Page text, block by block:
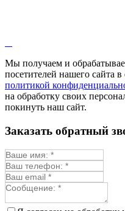
Мыльнянка
Мята
Овсяный корень
Огуречная трава
Пустырник
Репешок
Синюха
Смесь
Мы получаем и
посетителей нашего сайта в
политикой
на обработку своих
покинуть наш сайт.
Заказать обратный